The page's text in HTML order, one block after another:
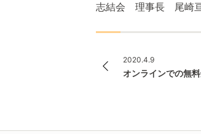
志結会 理事長 尾崎
2020.4.9
オンラインでの無